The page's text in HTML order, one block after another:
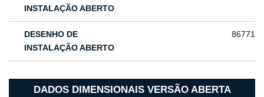
INSTALAÇÃO ABERTO
DESENHO DE
INSTALAÇÃO ABERTO
86771
DADOS DIMENSIONAIS VERSÃO ABERTA